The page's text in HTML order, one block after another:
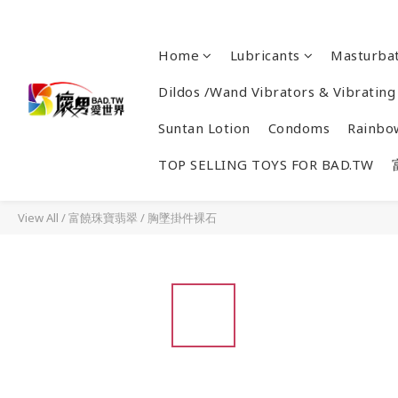
Home Lubricants
Dildos /Wand Vibrators & Vibrating
Suntan Lotion Condoms
TOP SELLING TOYS FOR BAD.TW
View All /富饒珠寶翡翠 / 胸墜掛件裸石